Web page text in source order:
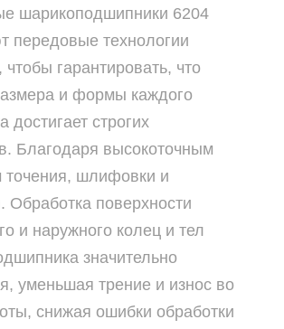
шарикоподшипники 6204
передовые технологии
чтобы гарантировать, что
и формы каждого
достигает строгих
Благодаря высокоточным
точения, шлифовки и
Обработка поверхности
и наружного колец и тел
значительно
уменьшая трение и износ во
снижая ошибки обработки